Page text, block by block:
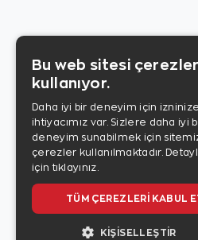
Copyright © 2026,
Zen Diamond
US
Bu web sitesi
kullanıyor.
Daha iyi bir deneyim için izninize
ihtiyacımız var. Sizlere daha iyi
deneyim sunabilmek için
çerezler kullanılmaktadır.
için tıklayınız.
TÜM ÇEREZLERI KABUL
KIŞISELLEŞTIR